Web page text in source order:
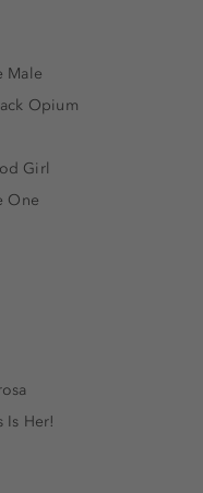
Male
Opium
Girl
One
Is Her!